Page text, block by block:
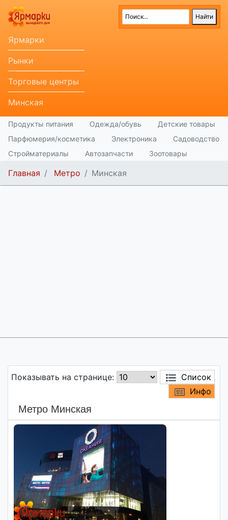
Ярмарки
Рынки
Торговые центры
Минская
Продукты питания Одежда/обувь
Детские товары
Парфюмерия/косметика
Электроника
Садоводство
Стройматериалы
Автозапчасти Зоотовары
Главная Метро Минская
Показывать на странице:
Список
Инфо
Метро Минская